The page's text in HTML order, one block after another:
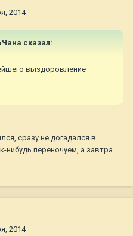
2014
сказал:
выздоровление
сразу не догадался в
нибудь переночуем, а завтра
2014